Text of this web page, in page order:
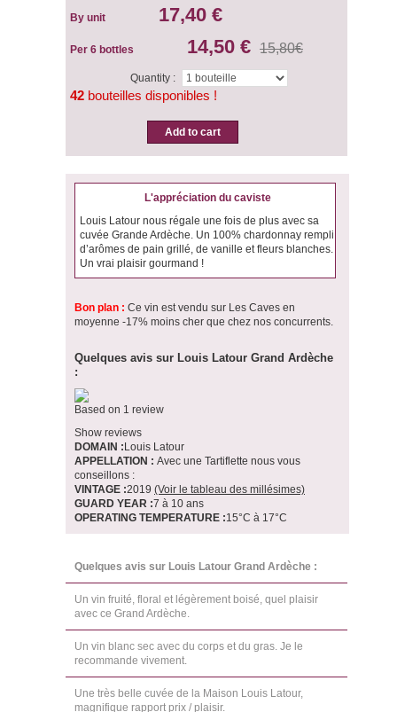
By unit 17,40 €
Per 6 bottles 14,50 € 15,80€
Quantity :
42 bouteilles disponibles !
Add to cart
L'appréciation du caviste
Louis Latour nous régale une fois de plus avec sa
cuvée Grande Ardèche. Un 100% chardonnay rempli
d’arômes de pain grillé, de vanille et fleurs blanches.
Un vrai plaisir gourmand !
Bon plan : Ce vin est vendu sur Les Caves en
moyenne -17% moins cher que chez nos concurrents.
Quelques avis sur Louis Latour Grand Ardèche
:
Based on 1 review
Show reviews
DOMAIN : Louis Latour
APPELLATION : Avec une Tartiflette nous vous
conseillons :
VINTAGE :2019 (Voir le tableau des millésimes)
GUARD YEAR :7 à 10 ans
OPERATING TEMPERATURE :15°C à 17°C
Quelques avis sur Louis Latour Grand Ardèche :
Un vin fruité, floral et légèrement boisé, quel plaisir
avec ce Grand Ardèche.
Un vin blanc sec avec du corps et du gras. Je le
recommande vivement.
Une très belle cuvée de la Maison Louis Latour,
magnifique rapport prix / plaisir.